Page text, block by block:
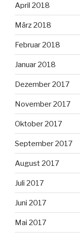
April 2018
März 2018
Februar 2018
Januar 2018
Dezember 2017
November 2017
Oktober 2017
September 2017
August 2017
Juli 2017
Juni 2017
Mai 2017